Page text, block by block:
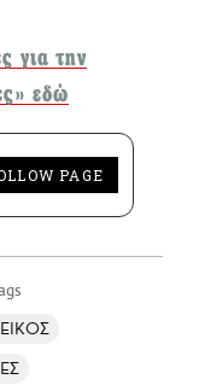
για την
εδώ
PAGE